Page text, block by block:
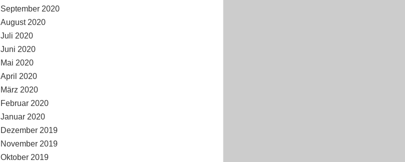
September 2020
August 2020
Juli 2020
Juni 2020
Mai 2020
April 2020
März 2020
Februar 2020
Januar 2020
Dezember 2019
November 2019
Oktober 2019